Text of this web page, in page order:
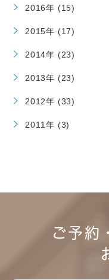
2016年 (15)
2015年 (17)
2014年 (23)
2013年 (23)
2012年 (33)
2011年 (3)
ご予約